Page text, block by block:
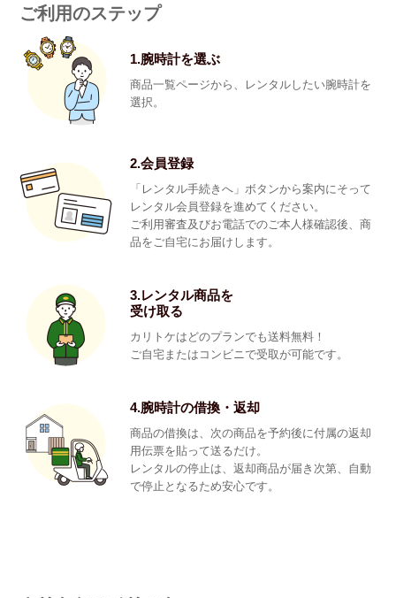
ご利用のステップ
1.腕時計を選ぶ
商品一覧ページから、レンタルしたい腕時計を
選択。
2.会員登録
「レンタル手続きへ」ボタンから案内にそって
レンタル会員登録を進めてください。
ご利用審査及びお電話でのご本人様確認後、商
品をご自宅にお届けします。
3.レンタル商品を
受け取る
カリトケはどのプランでも送料無料！
ご自宅またはコンビニで受取が可能です。
4.腕時計の借換・返却
商品の借換は、次の商品を予約後に付属の返却
用伝票を貼って送るだけ。
レンタルの停止は、返却商品が届き次第、自動
で停止となるため安心です。